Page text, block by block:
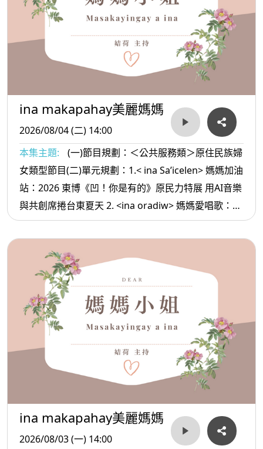
ina makapahay美麗媽媽
2026/08/04 (二) 14:00
本集主題:
(一)節目規劃：＜公共服務類＞原住民族婦
女類型節目(二)單元規劃：1.< ina Sa’icelen> 媽媽加油
站：2026 東博《凹！你是有的》原民力特展 用AI音樂
與共創席捲台東夏天 2. <ina oradiw> 媽媽愛唱歌：你
是誰的孩子+聚會歌 3.< ina Masa’sa >媽媽放輕鬆:夫
妻之間對話很重要
ina makapahay美麗媽媽
2026/08/03 (一) 14:00